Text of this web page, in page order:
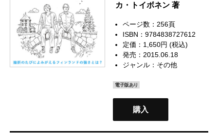
カ・トイボネン 著
ページ数：256頁
ISBN：9784838727612
定価：1,650円 (税込)
発売：2015.06.18
ジャンル： その他
電子版あり
購入